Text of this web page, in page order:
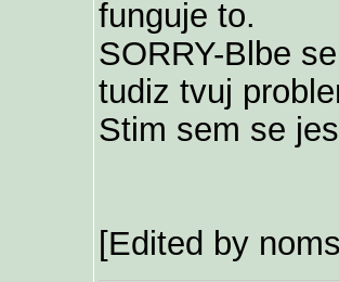
funguje to.
SORRY-Blbe
tudiz tvuj
Stim sem se
[Edited by